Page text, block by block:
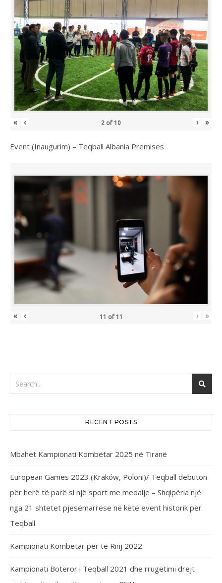
« ‹ 2 of 10 › »
Event (Inaugurim) – Teqball Albania Premises
« ‹ 11 of 11 › »
RECENT POSTS
Mbahet Kampionati Kombëtar 2025 në Tiranë
European Games 2023 (Kraków, Poloni)/ Teqball debuton
për herë të parë si një sport me medalje – Shqipëria një
nga 21 shtetet pjesëmarrëse në këtë event historik për
Teqball
Kampionati Kombëtar për të Rinj 2022
Kampionati Botëror i Teqball 2021 dhe rrugëtimi drejt